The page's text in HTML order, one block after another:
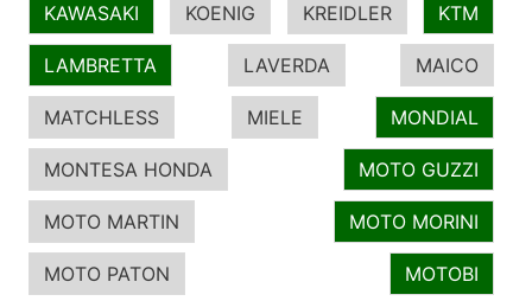
KAWASAKI KOENIG KREIDLER KTM
LAMBRETTA LAVERDA MAICO
MATCHLESS MIELE MONDIAL
MONTESA HONDA MOTO GUZZI
MOTO MARTIN MOTO MORINI
MOTO PATON MOTOBI